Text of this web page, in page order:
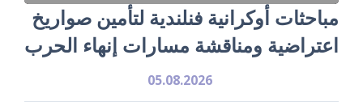
مباحثات أوكرانية فنلندية لتأمين صواريخ
اعتراضية ومناقشة مسارات إنهاء الحرب
05.08.2026